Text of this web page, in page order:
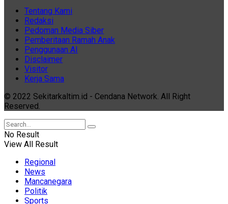
Tentang Kami
Redaksi
Pedoman Media Siber
Pemberitaan Ramah Anak
Penggunaan AI
Disclaimer
Visitor
Kerja Sama
© 2022 Sekitarkaltim.id - Cendana Network. All Right
Reserved.
No Result
View All Result
Regional
News
Mancanegara
Politik
Sports